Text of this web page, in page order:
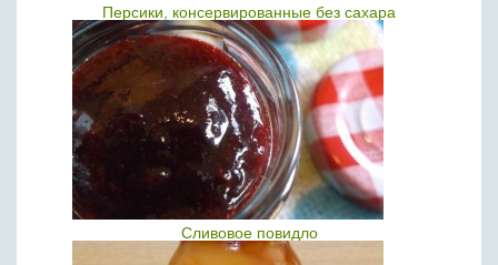
Персики, консервированные без сахара
Сливовое повидло